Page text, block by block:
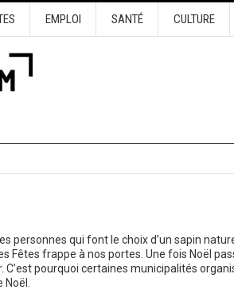
EMPLOI SANTÉ CULTURE
personnes qui font le choix d’un sapin
Fêtes frappe à nos portes. Une fois Noël
C’est pourquoi certaines municipalités